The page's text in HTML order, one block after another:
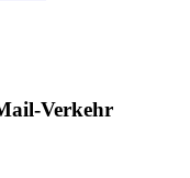
Verkehr